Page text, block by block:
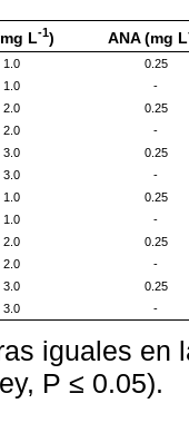
L-1) ANA (mg L
1.0
0.25
1.0
-
2.0
0.25
2.0
-
3.0
0.25
3.0
-
1.0
0.25
1.0
-
2.0
0.25
2.0
-
3.0
0.25
3.0 -
iguales en
P ≤ 0.05).